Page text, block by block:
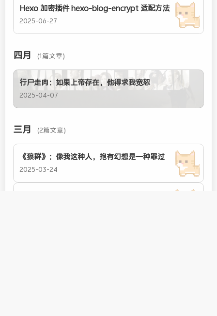
Hexo 加密插件 hexo-blog-encrypt 适配方法
2025-06-27
四月 (1篇文章)
行尸走肉：如果上帝存在，他得求我宽恕
2025-04-07
三月 (2篇文章)
《狼群》：像我这种人，抱有幻想是一种罪过
2025-03-24